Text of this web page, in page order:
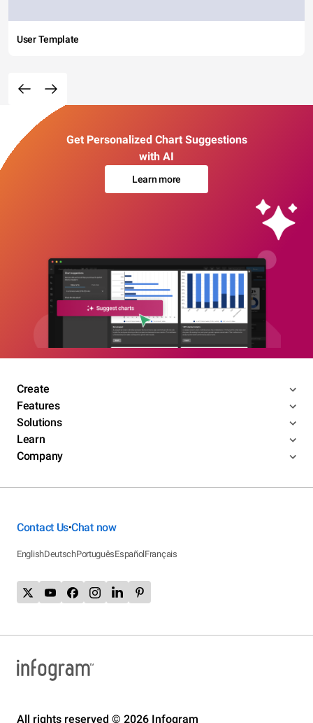
User Template
Get Personalized Chart Suggestions
with AI
Learn more
Create
Features
Solutions
Learn
Company
Contact Us•Chat now
EnglishDeutschPortuguêsEspañolFrançais
All rights reserved © 2026 Infogram